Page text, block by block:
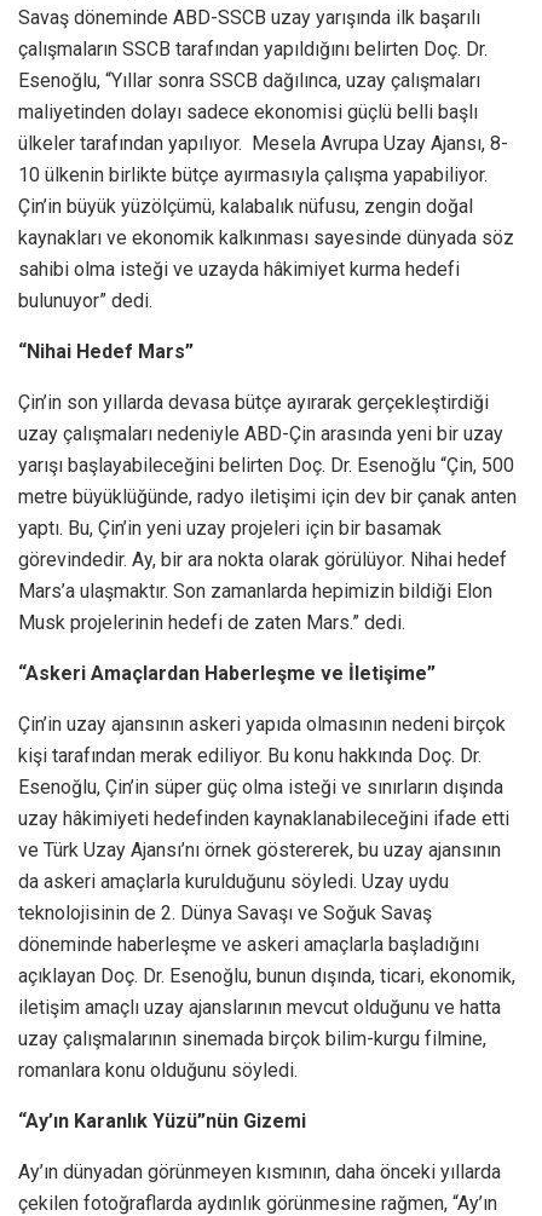
Savaş döneminde ABD-SSCB uzay yarışında ilk başarılı
çalışmaların SSCB tarafından yapıldığını belirten Doç. Dr.
Esenoğlu, “Yıllar sonra SSCB dağılınca, uzay çalışmaları
maliyetinden dolayı sadece ekonomisi güçlü belli başlı
ülkeler tarafından yapılıyor. Mesela Avrupa Uzay Ajansı, 8-
10 ülkenin birlikte bütçe ayırmasıyla çalışma yapabiliyor.
Çin’in büyük yüzölçümü, kalabalık nüfusu, zengin doğal
kaynakları ve ekonomik kalkınması sayesinde dünyada söz
sahibi olma isteği ve uzayda hâkimiyet kurma hedefi
bulunuyor” dedi.
“Nihai Hedef Mars”
Çin’in son yıllarda devasa bütçe ayırarak gerçekleştirdiği
uzay çalışmaları nedeniyle ABD-Çin arasında yeni bir uzay
yarışı başlayabileceğini belirten Doç. Dr. Esenoğlu “Çin, 500
metre büyüklüğünde, radyo iletişimi için dev bir çanak anten
yaptı. Bu, Çin’in yeni uzay projeleri için bir basamak
görevindedir. Ay, bir ara nokta olarak görülüyor. Nihai hedef
Mars’a ulaşmaktır. Son zamanlarda hepimizin bildiği Elon
Musk projelerinin hedefi de zaten Mars.” dedi.
“Askeri Amaçlardan Haberleşme ve İletişime”
Çin’in uzay ajansının askeri yapıda olmasının nedeni birçok
kişi tarafından merak ediliyor. Bu konu hakkında Doç. Dr.
Esenoğlu, Çin’in süper güç olma isteği ve sınırların dışında
uzay hâkimiyeti hedefinden kaynaklanabileceğini ifade etti
ve Türk Uzay Ajansı’nı örnek göstererek, bu uzay ajansının
da askeri amaçlarla kurulduğunu söyledi. Uzay uydu
teknolojisinin de 2. Dünya Savaşı ve Soğuk Savaş
döneminde haberleşme ve askeri amaçlarla başladığını
açıklayan Doç. Dr. Esenoğlu, bunun dışında, ticari, ekonomik,
iletişim amaçlı uzay ajanslarının mevcut olduğunu ve hatta
uzay çalışmalarının sinemada birçok bilim-kurgu filmine,
romanlara konu olduğunu söyledi.
“Ay’ın Karanlık Yüzü”nün Gizemi
Ay’ın dünyadan görünmeyen kısmının, daha önceki yıllarda
çekilen fotoğraflarda aydınlık görünmesine rağmen, “Ay’ın